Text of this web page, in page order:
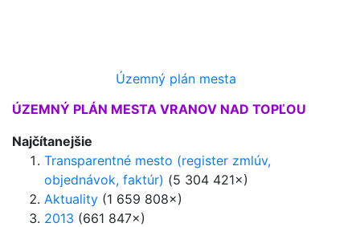
Územný plán mesta
ÚZEMNÝ PLÁN MESTA VRANOV NAD TOPĽOU
Najčítanejšie
Transparentné mesto (register zmlúv,
objednávok, faktúr) (5 304 421×)
Aktuality (1 659 808×)
2013 (661 847×)